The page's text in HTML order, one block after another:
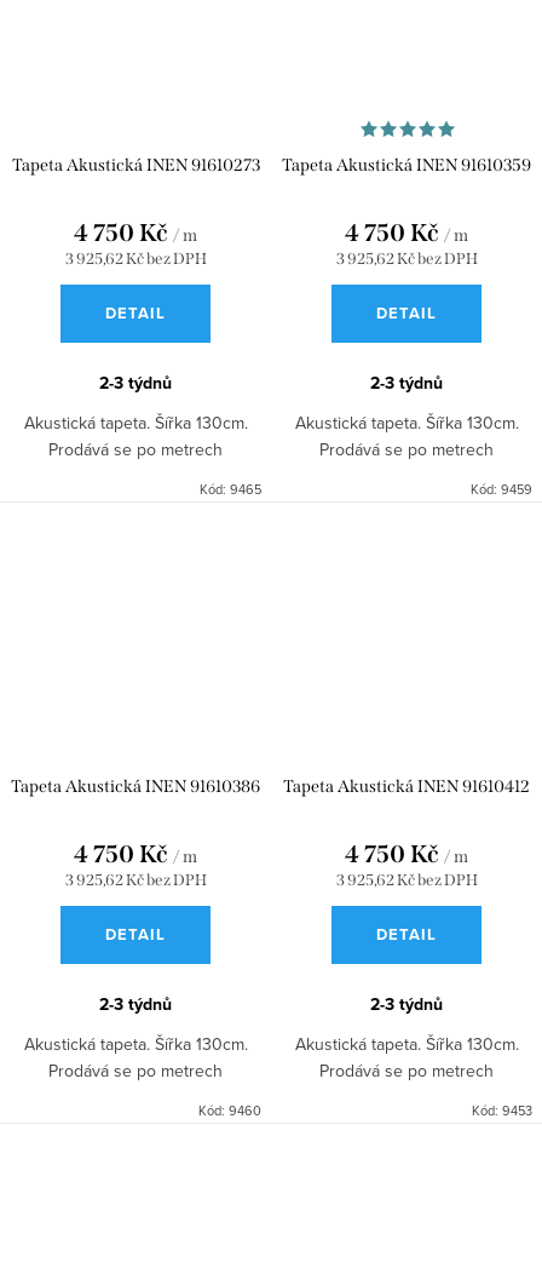
Tapeta Akustická INEN 91610273
3 925,62 Kč bez DPH
4 750 Kč / m
DETAIL
2-3 týdnů
Akustická tapeta. Šířka 130cm.
Prodává se po metrech
Kód: 9465
Tapeta Akustická INEN 91610359
3 925,62 Kč bez DPH
4 750 Kč / m
DETAIL
2-3 týdnů
Akustická tapeta. Šířka 130cm.
Prodává se po metrech
Kód: 9459
Tapeta Akustická INEN 91610386
3 925,62 Kč bez DPH
4 750 Kč / m
DETAIL
2-3 týdnů
Akustická tapeta. Šířka 130cm.
Prodává se po metrech
Kód: 9460
Tapeta Akustická INEN 91610412
3 925,62 Kč bez DPH
4 750 Kč / m
DETAIL
2-3 týdnů
Akustická tapeta. Šířka 130cm.
Prodává se po metrech
Kód: 9453